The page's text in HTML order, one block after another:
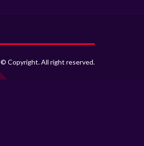
© Copyright. All right reserved.